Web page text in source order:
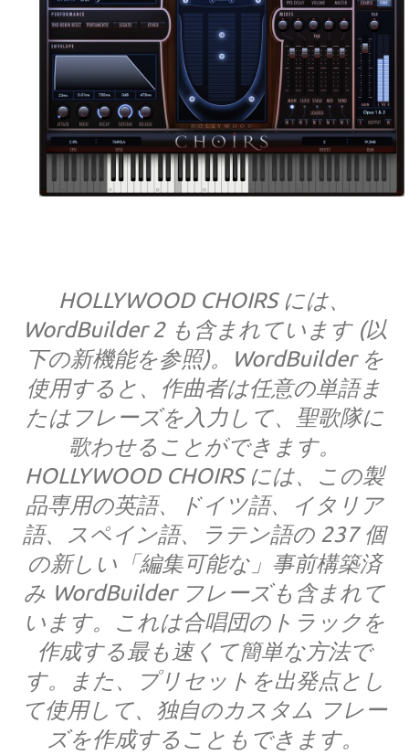
HOLLYWOOD CHOIRS には、
WordBuilder 2 も含まれています (以
下の新機能を参照)。WordBuilder を
使用すると、作曲者は任意の単語ま
たはフレーズを入力して、聖歌隊に
歌わせることができます。
HOLLYWOOD CHOIRS には、この製
品専用の英語、ドイツ語、イタリア
語、スペイン語、ラテン語の 237 個
の新しい「編集可能な」事前構築済
み WordBuilder フレーズも含まれて
います。これは合唱団のトラックを
作成する最も速くて簡単な方法で
す。また、プリセットを出発点とし
て使用して、独自のカスタム フレー
ズを作成することもできます。